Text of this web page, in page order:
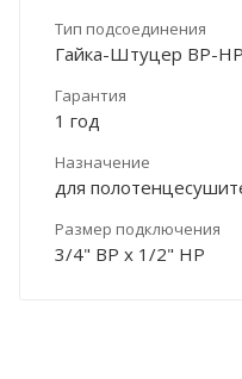
Тип подсоединения
Гайка-Штуцер ВР-НР
Гарантия
1 год
Назначение
для
Размер подключения
3/4" ВР х 1/2" НР